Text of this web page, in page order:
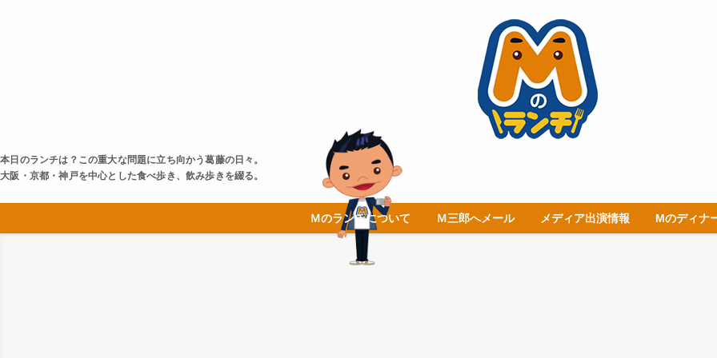
本日のランチは？この重大な問題に立ち向かう葛藤の日々。
大阪・京都・神戸を中心とした食べ歩き、飲み歩きを綴る。
Ｍのランチについて Ｍ三郎へメール メディア出演情報 Mのディナ